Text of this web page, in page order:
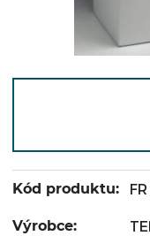
Kód produktu:
Výrobce: